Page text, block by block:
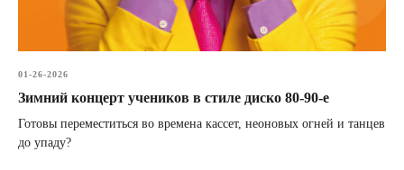
01-26-2026
Зимний концерт учеников в стиле диско 80-90-е
Готовы переместиться во времена кассет, неоновых огней и танцев
до упаду?